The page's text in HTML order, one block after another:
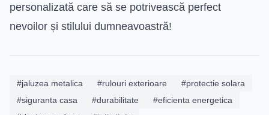
personalizată care să se potrivească perfect
nevoilor și stilului dumneavoastră!
#jaluzea metalica #rulouri exterioare
#protectie solara
#siguranta casa
#durabilitate
#eficienta energetica